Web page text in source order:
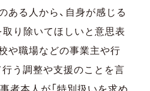
ある人から、自身が感じる
取り除いてほしいと意思表
や職場などの事業主や行
う調整や支援のことを言
者本人が「特別扱いを求め